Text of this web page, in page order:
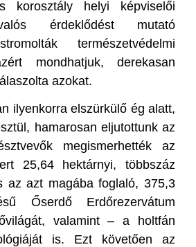
korosztály helyi képviselői
érdeklődést mutató
természetvédelmi
mondhatjuk, derekasan
azokat.
ilyenkorra elszürkülő ég alatt,
hamarosan eljutottunk az
megismerhették az
25,64 hektárnyi, többszáz
az azt magába foglaló, 375,3
Őserdő Erdőrezervátum
valamint – a holtfán
is. Ezt követően az